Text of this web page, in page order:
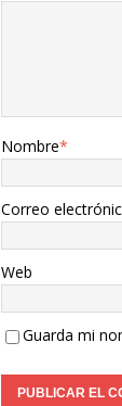
Nombre*
Correo
Web
Guarda mi